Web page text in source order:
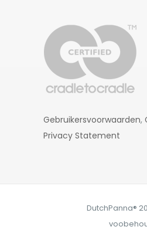
Gebruikersvoorwaarden,
Privacy Statement
DutchPanna®